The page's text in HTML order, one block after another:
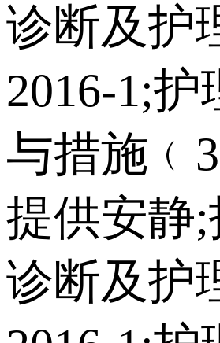
诊断及护
2016-1;护
与措施
提供安静;
诊断及护